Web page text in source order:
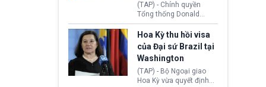
(TAP) - Chính quyền
Tổng thống Donald
Trump đã hoàn trả
khoảng 100 tỷ USD thuế
quan từng thu theo Đạo
luật Quyền hạn Kinh tế
Khẩn cấp Quốc tế
(IEEPA). Động thái này
diễn ra sau phán quyết
Hoa Kỳ thu hồi visa
của Đại sứ Brazil tại
Washington
(TAP) - Bộ Ngoại giao
Hoa Kỳ vừa quyết định